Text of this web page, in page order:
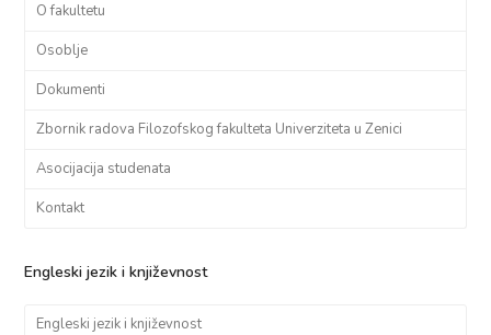
O fakultetu
Osoblje
Dokumenti
Zbornik radova Filozofskog fakulteta Univerziteta u Zenici
Asocijacija studenata
Kontakt
Engleski jezik i književnost
Engleski jezik i književnost